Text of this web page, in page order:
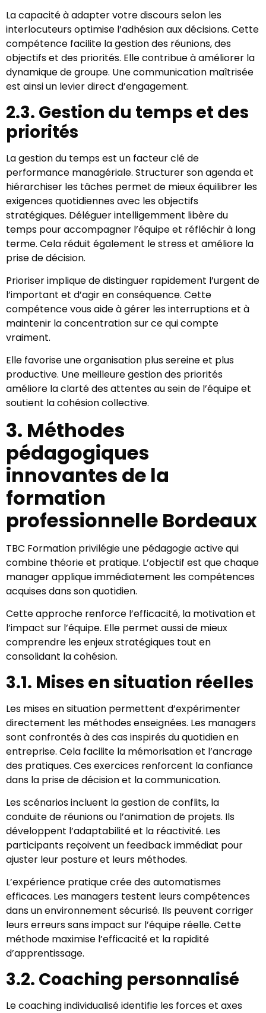
La capacité à adapter votre discours selon les
interlocuteurs optimise l’adhésion aux décisions. Cette
compétence facilite la gestion des réunions, des
objectifs et des priorités. Elle contribue à améliorer la
dynamique de groupe. Une communication maîtrisée
est ainsi un levier direct d’engagement.
2.3. Gestion du temps et des
priorités
La gestion du temps est un facteur clé de
performance managériale. Structurer son agenda et
hiérarchiser les tâches permet de mieux équilibrer les
exigences quotidiennes avec les objectifs
stratégiques. Déléguer intelligemment libère du
temps pour accompagner l’équipe et réfléchir à long
terme. Cela réduit également le stress et améliore la
prise de décision.
Prioriser implique de distinguer rapidement l’urgent de
l’important et d’agir en conséquence. Cette
compétence vous aide à gérer les interruptions et à
maintenir la concentration sur ce qui compte
vraiment.
Elle favorise une organisation plus sereine et plus
productive. Une meilleure gestion des priorités
améliore la clarté des attentes au sein de l’équipe et
soutient la cohésion collective.
3. Méthodes
pédagogiques
innovantes de la
formation
professionnelle Bordeaux
TBC Formation privilégie une pédagogie active qui
combine théorie et pratique. L’objectif est que chaque
manager applique immédiatement les compétences
acquises dans son quotidien.
Cette approche renforce l’efficacité, la motivation et
l’impact sur l’équipe. Elle permet aussi de mieux
comprendre les enjeux stratégiques tout en
consolidant la cohésion.
3.1. Mises en situation réelles
Les mises en situation permettent d’expérimenter
directement les méthodes enseignées. Les managers
sont confrontés à des cas inspirés du quotidien en
entreprise. Cela facilite la mémorisation et l’ancrage
des pratiques. Ces exercices renforcent la confiance
dans la prise de décision et la communication.
Les scénarios incluent la gestion de conflits, la
conduite de réunions ou l’animation de projets. Ils
développent l’adaptabilité et la réactivité. Les
participants reçoivent un feedback immédiat pour
ajuster leur posture et leurs méthodes.
L’expérience pratique crée des automatismes
efficaces. Les managers testent leurs compétences
dans un environnement sécurisé. Ils peuvent corriger
leurs erreurs sans impact sur l’équipe réelle. Cette
méthode maximise l’efficacité et la rapidité
d’apprentissage.
3.2. Coaching personnalisé
Le coaching individualisé identifie les forces et axes